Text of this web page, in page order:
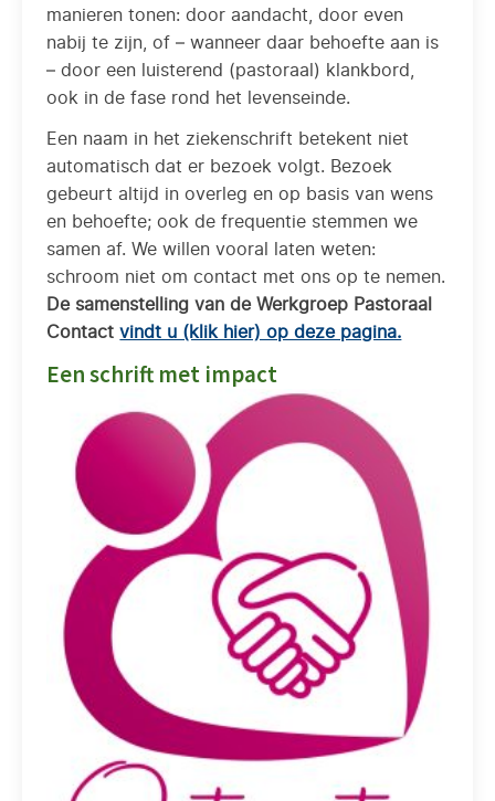
manieren tonen: door aandacht, door even
nabij te zijn, of – wanneer daar behoefte aan is
– door een luisterend (pastoraal) klankbord,
ook in de fase rond het levenseinde.
Een naam in het ziekenschrift betekent niet
automatisch dat er bezoek volgt. Bezoek
gebeurt altijd in overleg en op basis van wens
en behoefte; ook de frequentie stemmen we
samen af. We willen vooral laten weten:
schroom niet om contact met ons op te nemen.
De samenstelling van de Werkgroep Pastoraal
Contactvindt u (klik hier) op deze pagina.
Een schrift met impact